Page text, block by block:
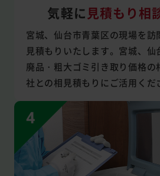
気軽に 見積もり相
宮城、仙台市青葉区の現場を訪
見積もりいたします。宮城、仙
廃品・粗大ゴミ引き取り価格の
社との相見積もりにご活用くだ